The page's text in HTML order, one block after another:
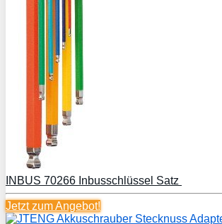
INBUS 70266 Inbusschlüssel Satz
Jetzt zumAngebot!